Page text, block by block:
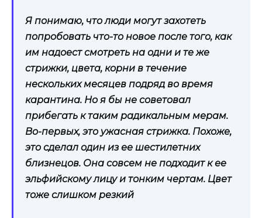
Я понимаю, что люди могут захотеть
попробовать что-то новое после того, как
им надоест смотреть на одни и те же
стрижки, цвета, корни в течение
нескольких месяцев подряд во время
карантина. Но я бы не советовал
прибегать к таким радикальным мерам.
Во-первых, это ужасная стрижка. Похоже,
это сделал один из ее шестилетних
близнецов. Она совсем не подходит к ее
эльфийскому лицу и тонким чертам. Цвет
тоже слишком резкий